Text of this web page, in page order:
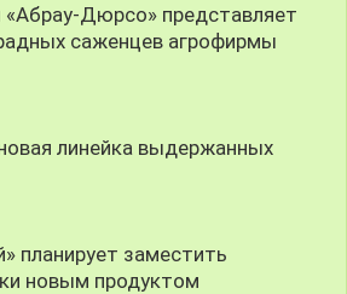
«Абрау-Дюрсо» представляет
саженцев агрофирмы
линейка выдержанных
планирует заместить
новым продуктом